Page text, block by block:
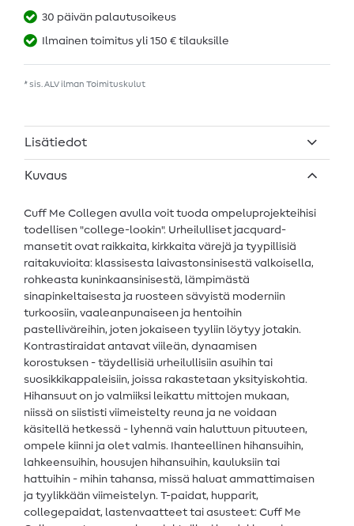
30 päivän palautusoikeus
Ilmainen toimitus yli 150 € tilauksille
* sis. ALV ilman Toimituskulut
Lisätiedot
Kuvaus
Cuff Me Collegen avulla voit tuoda ompeluprojekteihisi
todellisen "college-lookin". Urheilulliset jacquard-
mansetit ovat raikkaita, kirkkaita värejä ja tyypillisiä
raitakuvioita: klassisesta laivastonsinisestä valkoisella,
rohkeasta kuninkaansinisestä, lämpimästä
sinapinkeltaisesta ja ruosteen sävyistä moderniin
turkoosiin, vaaleanpunaiseen ja hentoihin
pastelliväreihin, joten jokaiseen tyyliin löytyy jotakin.
Kontrastiraidat antavat viileän, dynaamisen
korostuksen - täydellisiä urheilullisiin asuihin tai
suosikkikappaleisiin, joissa rakastetaan yksityiskohtia.
Hihansuut on jo valmiiksi leikattu mittojen mukaan,
niissä on siististi viimeistelty reuna ja ne voidaan
käsitellä hetkessä - lyhennä vain haluttuun pituuteen,
ompele kiinni ja olet valmis. Ihanteellinen hihansuihin,
lahkeensuihin, housujen hihansuihin, kauluksiin tai
hattuihin - mihin tahansa, missä haluat ammattimaisen
ja tyylikkään viimeistelyn. T-paidat, hupparit,
collegepaidat, lastenvaatteet tai asusteet: Cuff Me